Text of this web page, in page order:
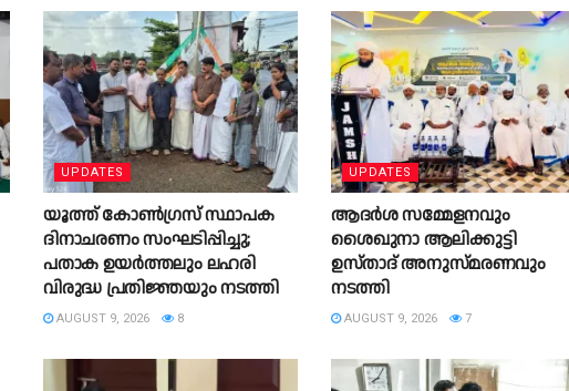
UPDATES
യൂത്ത് കോൺഗ്രസ് സ്ഥാപക
ദിനാചരണം സംഘടിപ്പിച്ചു;
പതാക ഉയർത്തലും ലഹരി
വിരുദ്ധ പ്രതിജ്ഞയും നടത്തി
AUGUST 9, 2026 8
UPDATES
ആദർശ സമ്മേളനവും
ശൈഖുനാ ആലിക്കുട്ടി
ഉസ്താദ് അനുസ്മരണവും
നടത്തി
AUGUST 9, 2026 7